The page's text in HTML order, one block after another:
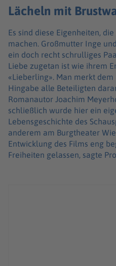
Lächeln mit
Es sind diese Eigenheiten,
machen. Großmutter Inge
ein doch recht schrulliges
Liebe zugetan ist wie ihrem
«Lieberling». Man merkt
Hingabe alle Beteiligten
Romanautor Joachim
schließlich wurde hier ein
Lebensgeschichte des
anderem am Burgtheater
Entwicklung des Films eng
Freiheiten gelassen, sagte